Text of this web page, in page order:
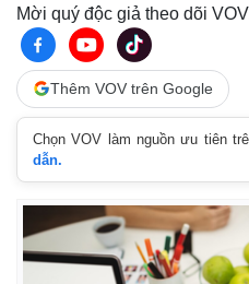
Mời quý độc giả theo dõi
Thêm VOV trên Google
Chọn VOV làm nguồn ưu tiên
dẫn.